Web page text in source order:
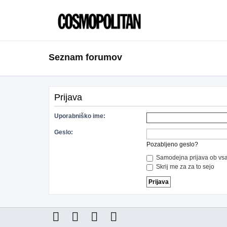
Seznam forumov
Prijava
Uporabniško ime:
Geslo:
Pozabljeno geslo?
Samodejna prijava ob
Skrij me za za to sejo